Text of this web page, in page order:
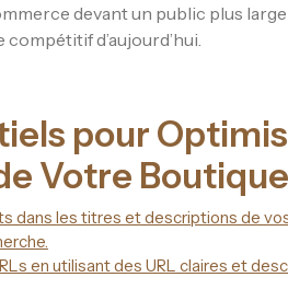
devant un public plus
d’aujourd’hui.
pour
Votre
dans les titres et descriptions de
en utilisant des URL claires et